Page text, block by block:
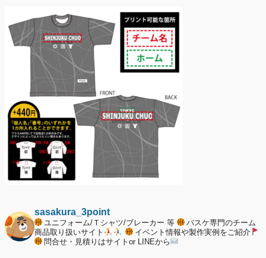
納期遅延について
2025年12月11日
年末年始の休業期間について
sasakura_3point
ユニフォーム/Ｔシャツ/ブレーカー 等
バスケ専門のチーム
商品取り扱いサイト
イベント情報や製作実例をご紹介
問合せ・見積りはサイトor LINEから